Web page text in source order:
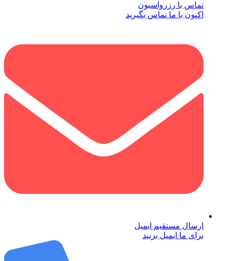
تماس با رزرواسیون
اکنون با ما تماس بگیرید
ارسال مستقیم ایمیل
برای ما ایمیل بزنید